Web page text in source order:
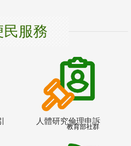
民服務
人體研究倫理申訴
教育部社群